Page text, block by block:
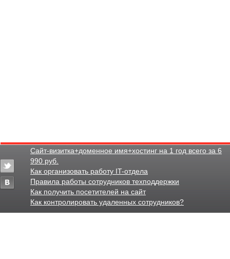
Сайт-визитка+доменное имя+хостинг на 1 год всего за 6
990 руб.
Как организовать работу IT-отдела
Правила работы сотрудников техподдержки
Как получить посетителей на сайт
Как контролировать удаленных сотрудников?